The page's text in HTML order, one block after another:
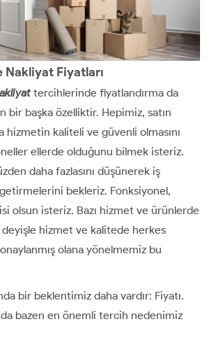
Nakliyat Fiyatları
tercihlerinde fiyatlandırma da
bir başka özelliktir. Hepimiz, satın
hizmetin kaliteli ve güvenli olmasını
ellerde olduğunu bilmek isteriz.
daha fazlasını düşünerek iş
getirmelerini bekleriz. Fonksiyonel,
olsun isteriz. Bazı hizmet ve ürünlerde
deyişle hizmet ve kalitede herkes
olana yönelmemiz bu
bir beklentimiz daha vardır: Fiyatı.
da bazen en önemli tercih nedenimiz